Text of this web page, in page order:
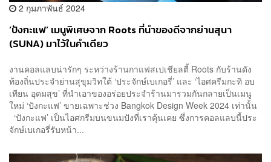
2 กุมภาพันธ์ 2024
‘ปังกะแฟ’ เมนูพิเศษจาก Roots ที่นำของดีจากย่านสุนา
(SUNA) มาไว้ในคำเดียว
งานคอลแลบน่ารักๆ ระหว่างร้านกาแฟสเปเชียลตี้ Roots กับร้านดัง
ท้องถิ่นประจำย่านสุขุมวิทใต้ ‘ประจักษ์เบเกอรี่’ และ ‘ไอศครีมกะทิ อบ
เทียน อุดมสุข’ ที่นำเอาของอร่อยประจำร้านมารวมกันกลายเป็นเมนู
ใหม่ ‘ปังกะแฟ’ ขายเฉพาะช่วง Bangkok Design Week 2024 เท่านั้น
‘ปังกะแฟ’ เป็นไอศกรีมบนขนมปังที่เราคุ้นเคย ซึ่งการคอลแลบนี้ประ
จักษ์เบเกอรี่รับหน้า...